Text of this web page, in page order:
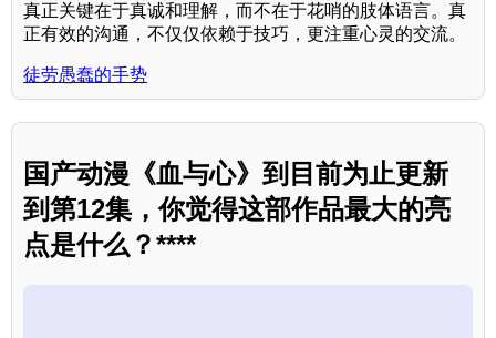
真正关键在于真诚和理解，而不在于花哨的肢体语言。真
正有效的沟通，不仅仅依赖于技巧，更注重心灵的交流。
徒劳愚蠢的手势
国产动漫《血与心》到目前为止更新
到第12集，你觉得这部作品最大的亮
点是什么？****